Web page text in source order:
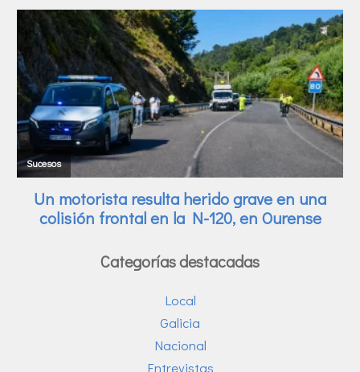
Categorías destacadas
Local
Galicia
Nacional
Entrevistas